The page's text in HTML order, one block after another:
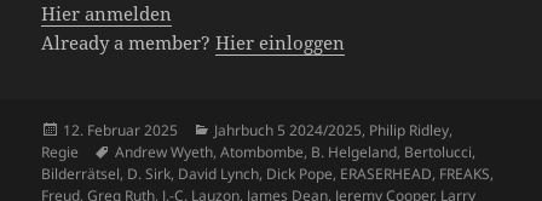
Hier anmelden
Already a member?Hier einloggen
Veröffentlicht
am
12. Februar 2025 Kategorien
Jahrbuch 5 2024/2025, Philip Ridley,
Regie
Schlagwörter
Andrew Wyeth,Atombombe, B. Helgeland, Bertolucci,
Bilderrätsel, D. Sirk, David Lynch, Dick Pope, ERASERHEAD, FREAKS,
Freud,Greg Ruth, J.-C. Lauzon, James Dean, Jeremy Cooper, Larry